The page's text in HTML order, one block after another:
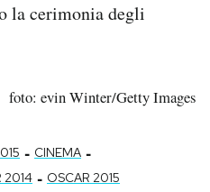
la cerimonia degli
foto: evin Winter/Getty Images
- CINEMA -
2014 - OSCAR 2015